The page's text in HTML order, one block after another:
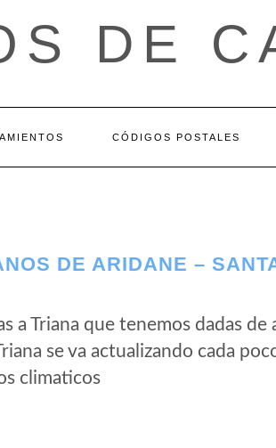
DE
CÓDIGOS POSTALES
DE ARIDANE –
a Triana que tenemos dadas de
se va actualizando cada
climaticos